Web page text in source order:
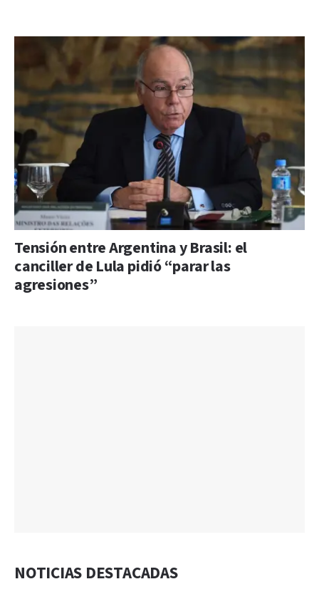
Tensión entre Argentina y Brasil: el
canciller de Lula pidió “parar las
agresiones”
NOTICIAS DESTACADAS